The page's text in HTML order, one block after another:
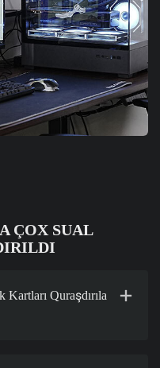
ÇOX SUAL
Quraşdırıla